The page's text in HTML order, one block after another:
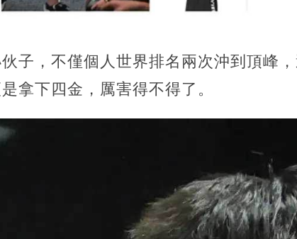
子，不僅個人世界排名兩次沖到頂峰
是拿下四金，厲害得不得了。